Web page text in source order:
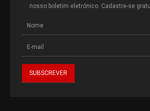
nosso boletim eletrónico. Cadastre-se